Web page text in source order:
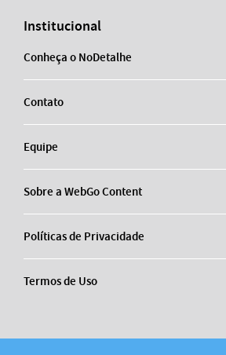
Institucional
Conheça o NoDetalhe
Contato
Equipe
Sobre a WebGo Content
Políticas de Privacidade
Termos de Uso